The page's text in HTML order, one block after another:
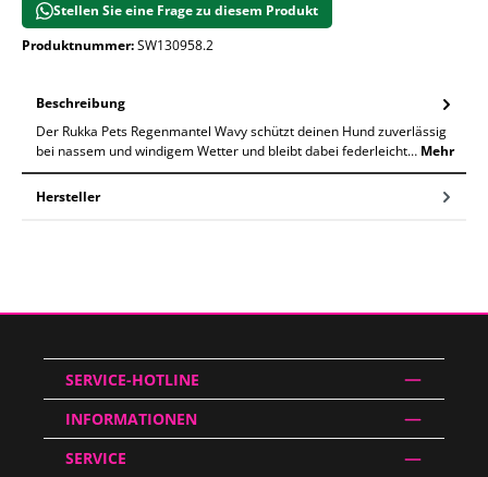
Stellen Sie eine Frage zu diesem Produkt
Produktnummer:SW130958.2
Beschreibung
Der Rukka Pets Regenmantel Wavy schützt deinen Hund zuverlässig
bei nassem und windigem Wetter und bleibt dabei federleicht… Mehr
Hersteller
SERVICE-HOTLINE
INFORMATIONEN
SERVICE